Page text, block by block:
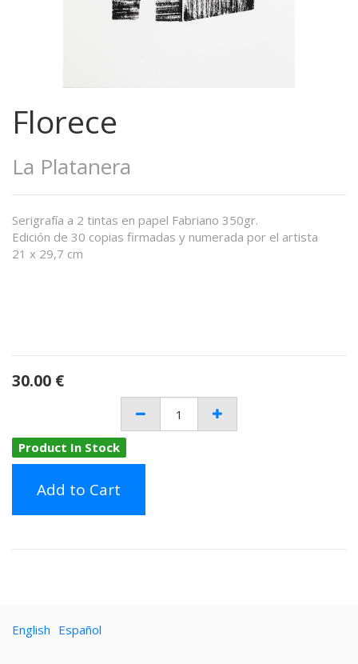
Florece
La Platanera
Serigrafía a 2 tintas en papel Fabriano 350gr.
Edición de 30 copias firmadas y numerada por el artista
21 x 29,7 cm
30.00 €
Product In Stock
Add to Cart
English Español